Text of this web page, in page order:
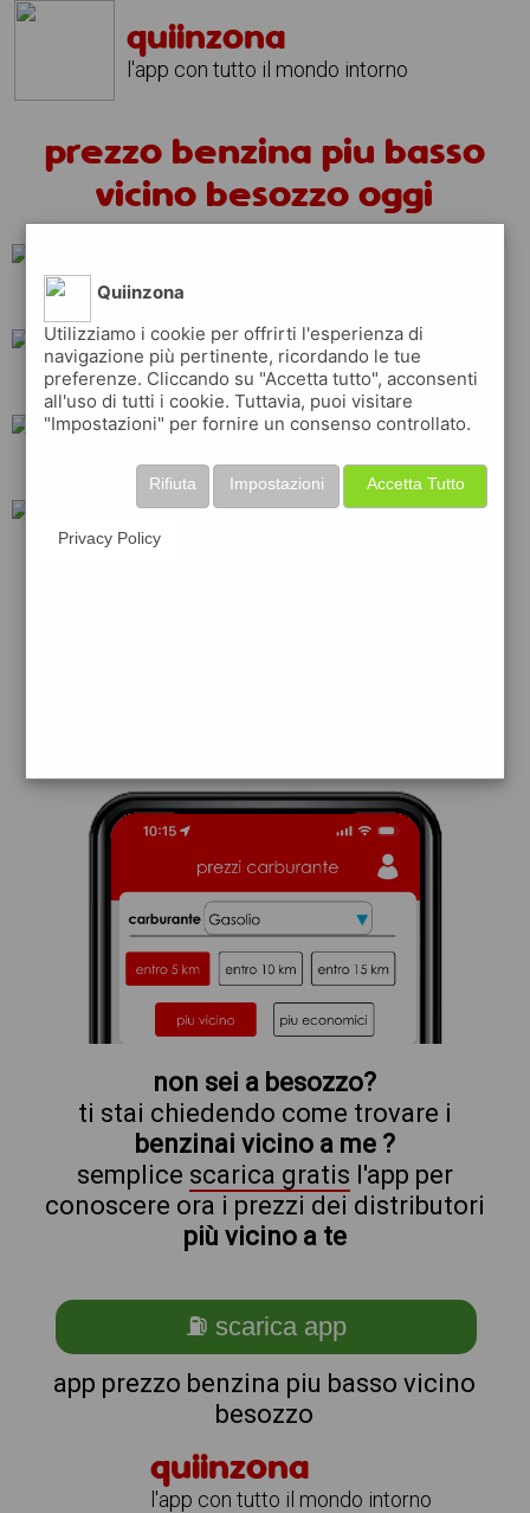
quiinzona
l'app con tutto il mondo intorno
prezzo benzina piu basso
vicino besozzo oggi
eni
erg api q8
shell total
tamoil
non sei a besozzo?
ti stai chiedendo come trovare i
benzinai vicino a me ?
semplice scarica gratis l'app per
conoscere ora i prezzi dei distributori
più vicino a te
⛽ scarica app
app prezzo benzina piu basso vicino
besozzo
quiinzona
l'app con tutto il mondo intorno
Quiinzona
Utilizziamo i cookie per offrirti l'esperienza di
navigazione più pertinente, ricordando le tue
preferenze. Cliccando su "Accetta tutto", acconsenti
all'uso di tutti i cookie. Tuttavia, puoi visitare
"Impostazioni" per fornire un consenso controllato.
Accetta Tutto
Impostazioni
Rifiuta
Privacy Policy